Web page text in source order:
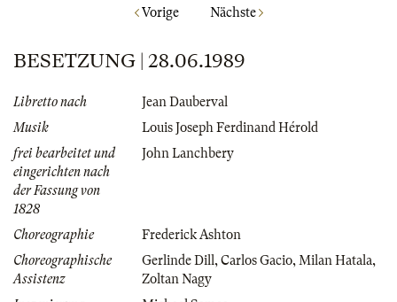
Vorige Nächste
BESETZUNG | 28.06.1989
Libretto nach
Jean Dauberval
Musik
Louis Joseph Ferdinand Hérold
frei bearbeitet und
eingerichten nach
der Fassung von
1828
John Lanchbery
Choreographie
Frederick Ashton
Choreographische
Assistenz
Gerlinde Dill , Carlos Gacio, Milan Hatala,
Zoltan Nagy